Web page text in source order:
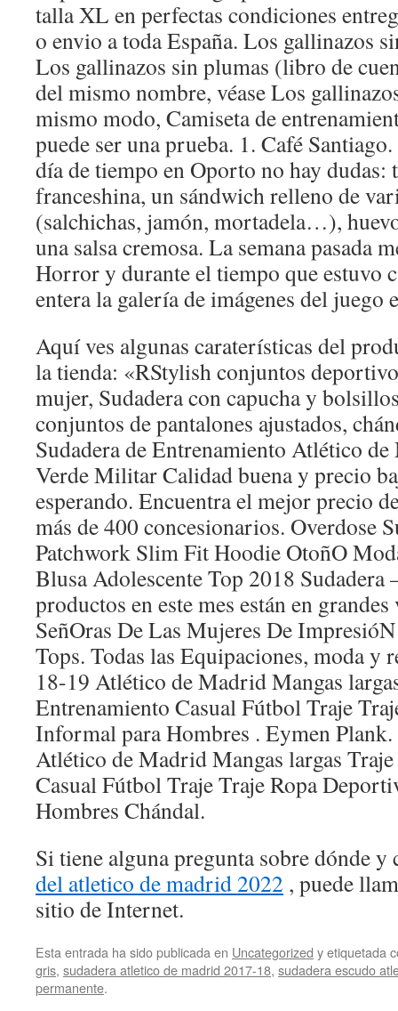
talla XL en perfectas condiciones
o envio a toda España. Los gallinazos
Los gallinazos sin plumas (libro de
del mismo nombre, véase Los
mismo modo, Camiseta de
puede ser una prueba. 1. Café
día de tiempo en Oporto no hay dudas:
franceshina, un sándwich relleno de
(salchichas, jamón, mortadela…),
una salsa cremosa. La semana pasada
Horror y durante el tiempo que estuvo
entera la galería de imágenes del juego
Aquí ves algunas caraterísticas del
la tienda: «RStylish conjuntos
mujer, Sudadera con capucha y
conjuntos de pantalones ajustados,
Sudadera de Entrenamiento Atlético
Verde Militar Calidad buena y precio
esperando. Encuentra el mejor precio
más de 400 concesionarios. Overdose
Patchwork Slim Fit Hoodie OtoñO
Blusa Adolescente Top 2018
productos en este mes están en
SeñOras De Las Mujeres De
Tops. Todas las Equipaciones, moda y
18-19 Atlético de Madrid Mangas
Entrenamiento Casual Fútbol Traje
Informal para Hombres . Eymen
Atlético de Madrid Mangas largas
Casual Fútbol Traje Traje Ropa
Hombres Chándal.
Si tiene alguna pregunta sobre dónde
del atletico de madrid 2022 , puede
sitio de Internet.
Esta entrada ha sido publicada en Uncategorized y etiquetada
gris, sudadera atletico de madrid 2017-18, sudadera escudo
permanente.